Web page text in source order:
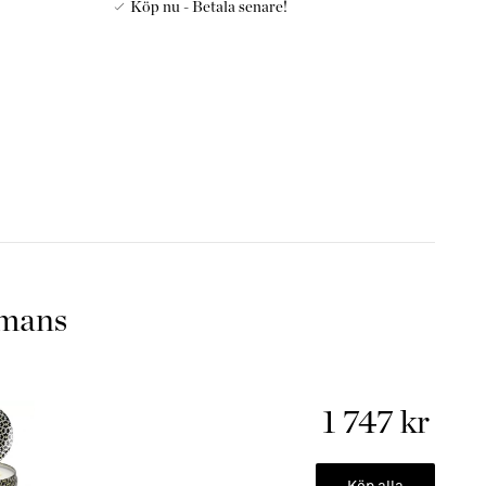
Köp nu - Betala senare!
Voluspas doftljus ska det brinna tills vaxet blir flytande
du släcker det. Det gör att du kommer att ljust kommer att
1 747 kr